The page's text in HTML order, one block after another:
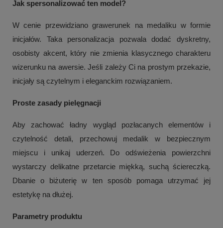
+2
Zobacz więcej
Jak spersonalizować ten model?
W cenie przewidziano grawerunek na medaliku w formie
inicjałów. Taka personalizacja pozwala dodać dyskretny,
osobisty akcent, który nie zmienia klasycznego charakteru
wizerunku na awersie. Jeśli zależy Ci na prostym przekazie,
inicjały są czytelnym i eleganckim rozwiązaniem.
Proste zasady pielęgnacji
Aby zachować ładny wygląd pozłacanych elementów i
czytelność detali, przechowuj medalik w bezpiecznym
miejscu i unikaj uderzeń. Do odświeżenia powierzchni
wystarczy delikatne przetarcie miękką, suchą ściereczką.
Dbanie o biżuterię w ten sposób pomaga utrzymać jej
estetykę na dłużej.
Parametry produktu